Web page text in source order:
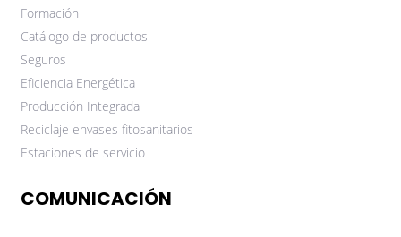
Formación
Catálogo de productos
Seguros
Eficiencia Energética
Producción Integrada
Reciclaje envases fitosanitarios
Estaciones de servicio
COMUNICACIÓN